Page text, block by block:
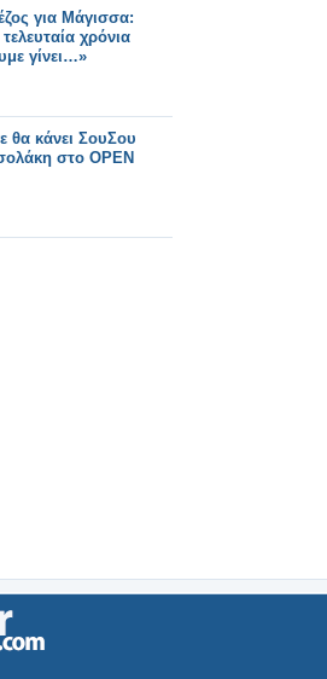
για Μάγισσα:
χρόνια
γίνει…»
θα κάνει ΣουΣου
στο OPEN